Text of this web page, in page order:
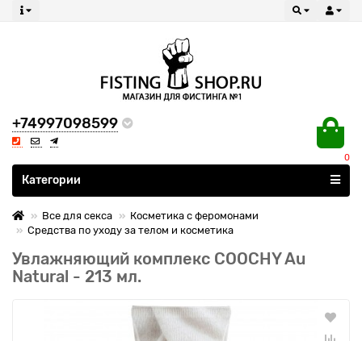
+74997098599
0
Все категории
Категории
Все для секса
Косметика с феромонами
Средства по уходу за телом и косметика
Увлажняющий комплекс COOCHY Au
Natural - 213 мл.